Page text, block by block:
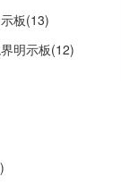
板(13)
明示板(12)